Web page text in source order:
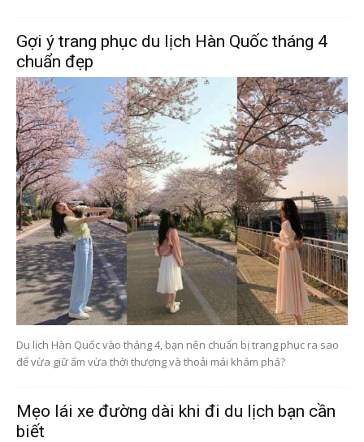
Gợi ý trang phục du lịch Hàn Quốc tháng 4
chuẩn đẹp
Du lịch Hàn Quốc vào tháng 4, bạn nên chuẩn bị trang phục ra sao
để vừa giữ ấm vừa thời thượng và thoải mái khám phá?
Mẹo lái xe đường dài khi đi du lịch bạn cần
biết